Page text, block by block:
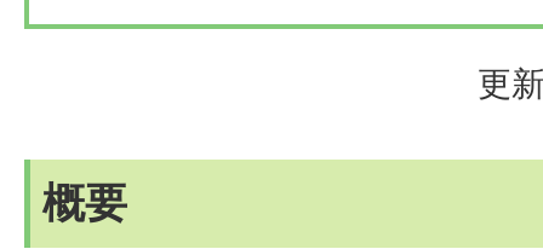
更
概要